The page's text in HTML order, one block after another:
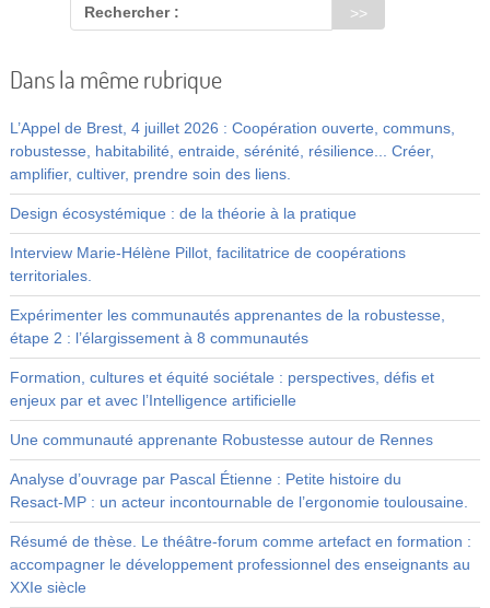
Rechercher :
Dans la même rubrique
L’Appel de Brest, 4 juillet 2026 : Coopération ouverte, communs,
robustesse, habitabilité, entraide, sérénité, résilience... Créer,
amplifier, cultiver, prendre soin des liens.
Design écosystémique : de la théorie à la pratique
Interview Marie-Hélène Pillot, facilitatrice de coopérations
territoriales.
Expérimenter les communautés apprenantes de la robustesse,
étape 2 : l’élargissement à 8 communautés
Formation, cultures et équité sociétale : perspectives, défis et
enjeux par et avec l’Intelligence artificielle
Une communauté apprenante Robustesse autour de Rennes
Analyse d’ouvrage par Pascal Étienne : Petite histoire du
Resact‑MP : un acteur incontournable de l’ergonomie toulousaine.
Résumé de thèse. Le théâtre-forum comme artefact en formation :
accompagner le développement professionnel des enseignants au
XXIe siècle